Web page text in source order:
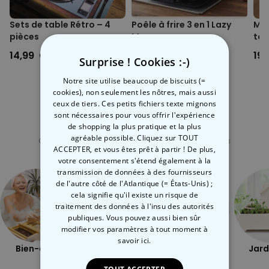
Sets de table Rétro – 4
pièces
14,99 CHF
Poêle à frire 3 en 1 Lazy
Man
29,99 CHF
Catégorie concernée
Consultez nos autres catégories de cadeux insolites
Bien-être
Surprise ! Cookies :-)
Notre site utilise beaucoup de biscuits (=
cookies), non seulement les nôtres, mais aussi
ceux de tiers. Ces petits fichiers texte mignons
sont nécessaires pour vous offrir l'expérience
de shopping la plus pratique et la plus
agréable possible. Cliquez sur TOUT
ACCEPTER, et vous êtes prêt à partir ! De plus,
votre consentement s'étend également à la
transmission de données à des fournisseurs
de l'autre côté de l'Atlantique (= États-Unis) ;
cela signifie qu'il existe un risque de
traitement des données à l'insu des autorités
publiques. Vous pouvez aussi bien sûr
modifier vos paramètres à tout moment à
savoir ici.